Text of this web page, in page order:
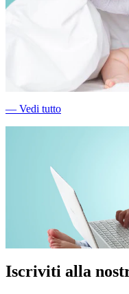
― Vedi tutto
Iscriviti alla